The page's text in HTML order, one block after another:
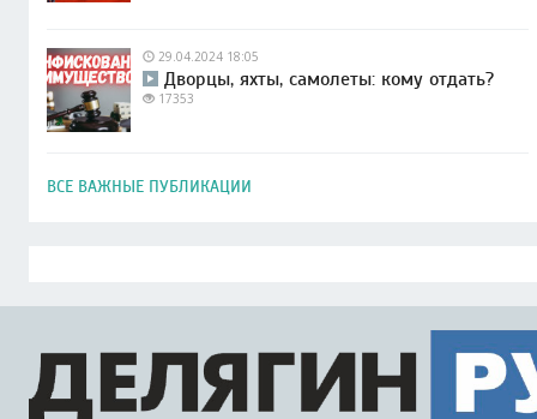
29.04.2024 18:05
Дворцы, яхты, самолеты: кому отдать?
17353
ВСЕ ВАЖНЫЕ ПУБЛИКАЦИИ